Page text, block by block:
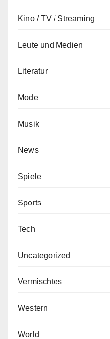
Kino / TV / Streaming
Leute und Medien
Literatur
Mode
Musik
News
Spiele
Sports
Tech
Uncategorized
Vermischtes
Western
World